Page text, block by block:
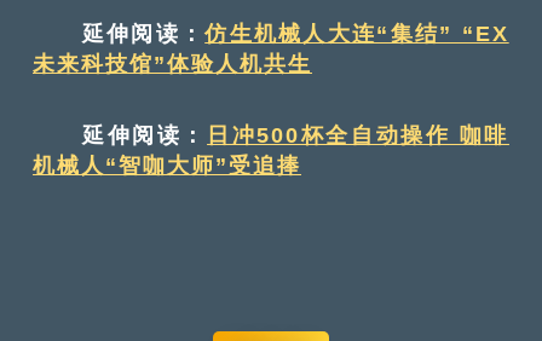
延伸阅读：仿生机械人大连“集结” “EX
未来科技馆”体验人机共生
延伸阅读：
日冲500杯全自动操作 咖啡
机械人“智咖大师”受追捧